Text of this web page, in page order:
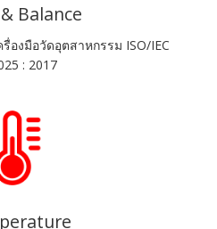
Balance
องมือวัดอุตสาหกรรม ISO/IEC
: 2017